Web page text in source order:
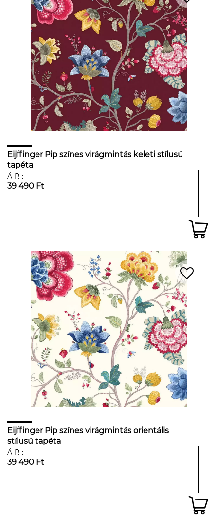
Eijffinger Pip színes virágmintás keleti stílusú
tapéta
ÁR:
39 490 Ft
Eijffinger Pip színes virágmintás orientális
stílusú tapéta
ÁR:
39 490 Ft